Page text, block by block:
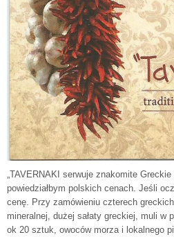
„TAVERNAKI serwuje znakomite
powiedziałbym polskich cenach. Jeśli
cenę. Przy zamówieniu czterech
mineralnej, dużej sałaty greckiej, muli w
ok 20 sztuk, owoców morza i lokalnego